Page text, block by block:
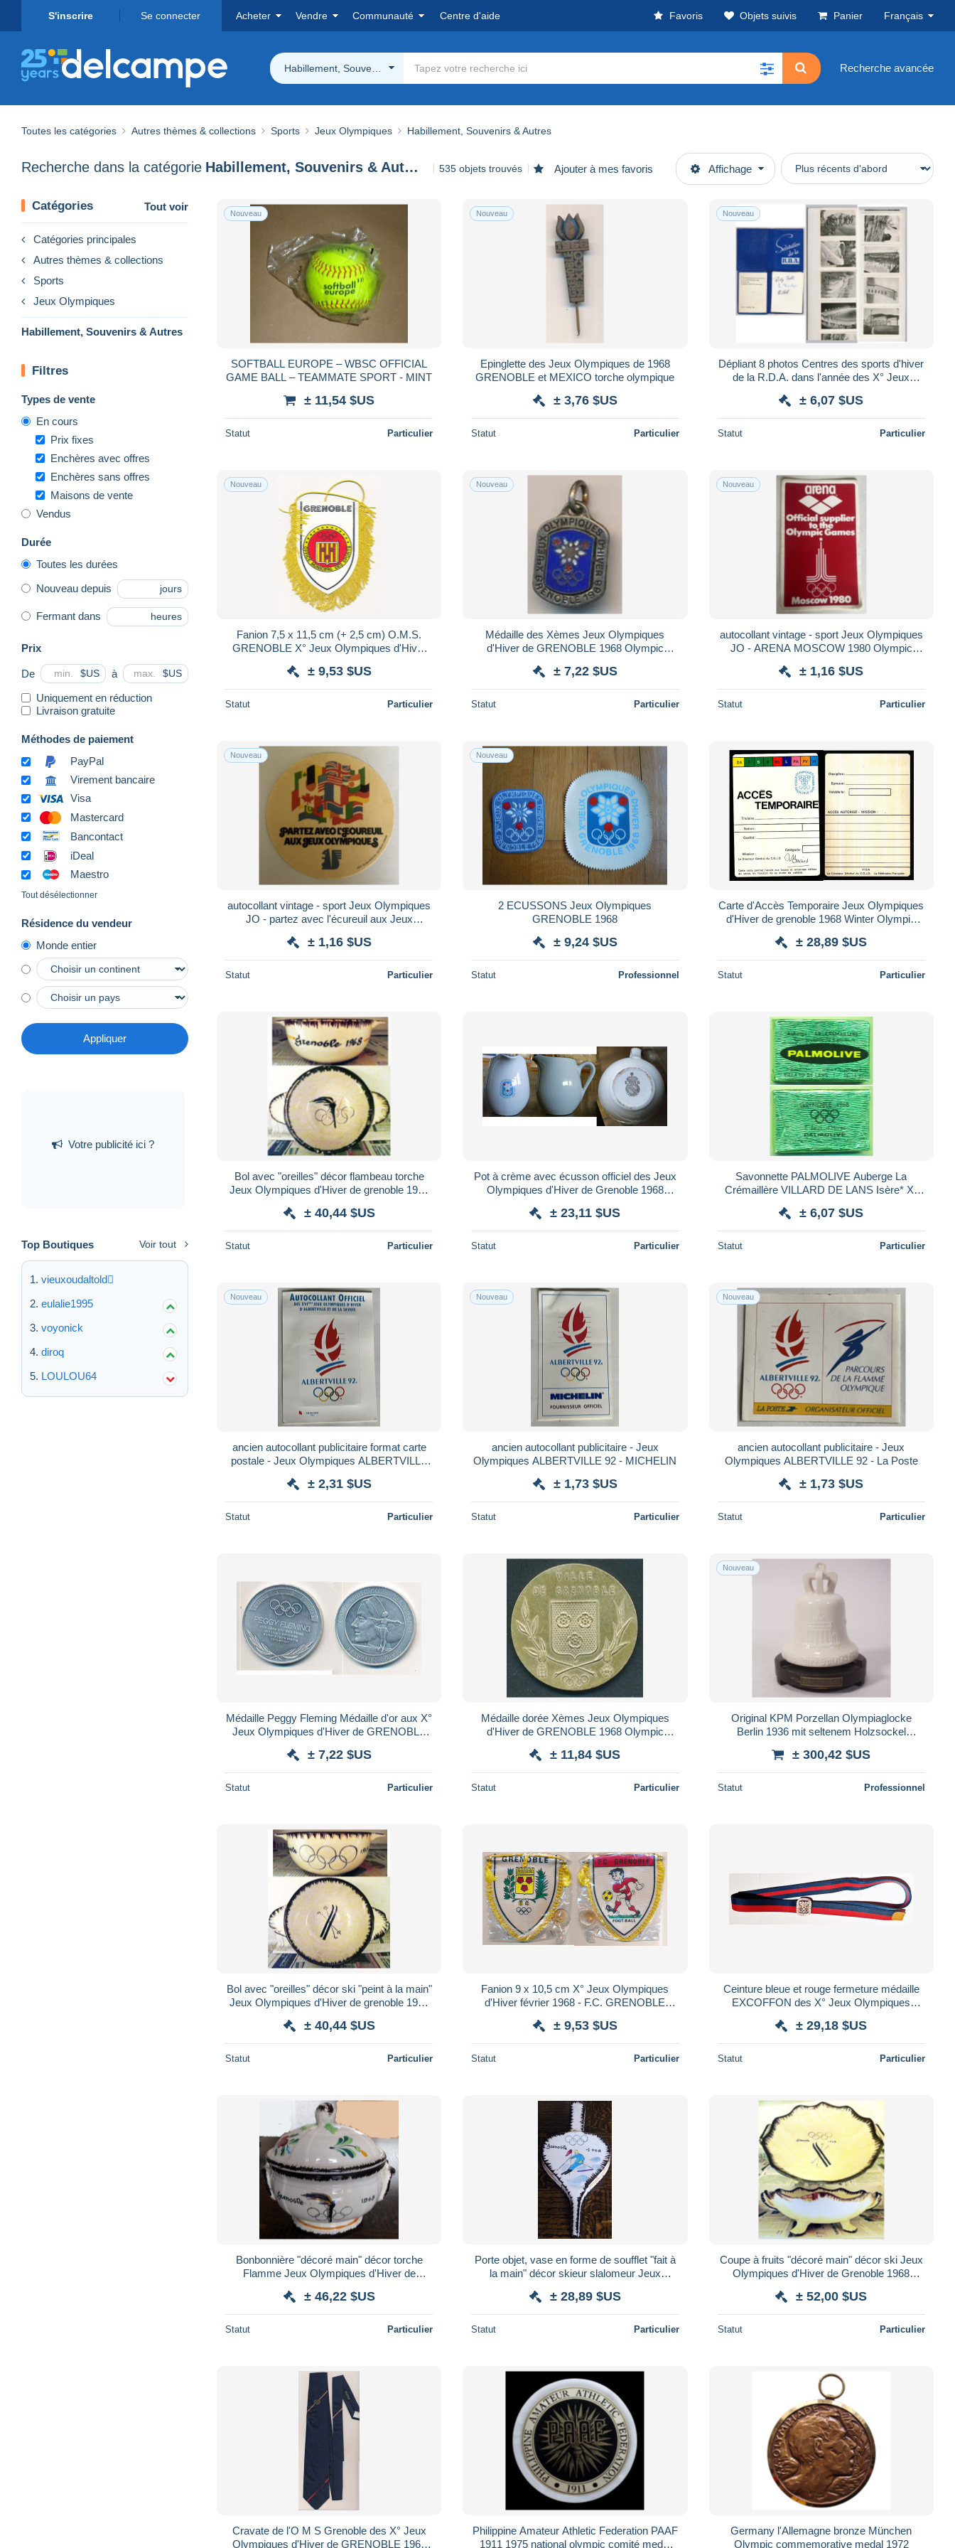
S'inscrire Se connecter Acheter Vendre Communauté Centre d'aide Favoris Objets suivis Panier Français
Habillement, Souvenirs & Autres Recherche avancée
Toutes les catégories Autres thèmes & collections Sports Jeux Olympiques Habillement, Souvenirs & Autres
Recherche dans la catégorie Habillement, Souvenirs & Autres 535 objets trouvés Ajouter à mes favoris Affichage
Catégories Tout voir
Catégories principales
Autres thèmes & collections
Sports
Jeux Olympiques
Habillement, Souvenirs & Autres
Filtres
Types de vente
En cours
Prix fixes
Enchères avec offres
Enchères sans offres
Maisons de vente
Vendus
Durée
Toutes les durées
Nouveau depuis jours
Fermant dans heures
Prix
De $US à $US
Uniquement en réduction
Livraison gratuite
Méthodes de paiement
PayPal
Virement bancaire
Visa
Mastercard
Bancontact
iDeal
Maestro
Tout désélectionner
Résidence du vendeur
Monde entier
Appliquer
Votre publicité ici ?
Top Boutiques Voir tout
vieuxoudaltold
eulalie1995
voyonick
diroq
LOULOU64
Nouveau
SOFTBALL EUROPE – WBSC OFFICIAL
GAME BALL – TEAMMATE SPORT - MINT
± 11,54 $US
Statut Particulier
Nouveau
Epinglette des Jeux Olympiques de 1968
GRENOBLE et MEXICO torche olympique
± 3,76 $US
Statut Particulier
Nouveau
Dépliant 8 photos Centres des sports d'hiver
de la R.D.A. dans l'année des X° Jeux
± 6,07 $US
Statut Particulier
Nouveau
Fanion 7,5 x 11,5 cm (+ 2,5 cm) O.M.S.
GRENOBLE X° Jeux Olympiques d'Hiver
± 9,53 $US
Statut Particulier
Nouveau
Médaille des Xèmes Jeux Olympiques
d'Hiver de GRENOBLE 1968 Olympic
± 7,22 $US
Statut Particulier
Nouveau
autocollant vintage - sport Jeux Olympiques
JO - ARENA MOSCOW 1980 Olympic
± 1,16 $US
Statut Particulier
Nouveau
autocollant vintage - sport Jeux Olympiques
JO - partez avec l'écureuil aux Jeux
± 1,16 $US
Statut Particulier
Nouveau
2 ECUSSONS Jeux Olympiques
GRENOBLE 1968
± 9,24 $US
Statut Professionnel
Carte d'Accès Temporaire Jeux Olympiques
d'Hiver de grenoble 1968 Winter Olympic
± 28,89 $US
Statut Particulier
Bol avec "oreilles" décor flambeau torche
Jeux Olympiques d'Hiver de grenoble 1968
± 40,44 $US
Statut Particulier
Pot à crème avec écusson officiel des Jeux
Olympiques d'Hiver de Grenoble 1968
± 23,11 $US
Statut Particulier
Savonnette PALMOLIVE Auberge La
Crémaillère VILLARD DE LANS Isère* X°
± 6,07 $US
Statut Particulier
Nouveau
ancien autocollant publicitaire format carte
postale - Jeux Olympiques ALBERTVILLE
± 2,31 $US
Statut Particulier
Nouveau
ancien autocollant publicitaire - Jeux
Olympiques ALBERTVILLE 92 - MICHELIN
± 1,73 $US
Statut Particulier
Nouveau
ancien autocollant publicitaire - Jeux
Olympiques ALBERTVILLE 92 - La Poste
± 1,73 $US
Statut Particulier
Médaille Peggy Fleming Médaille d'or aux X°
Jeux Olympiques d'Hiver de GRENOBLE
± 7,22 $US
Statut Particulier
Médaille dorée Xèmes Jeux Olympiques
d'Hiver de GRENOBLE 1968 Olympic
± 11,84 $US
Statut Particulier
Nouveau
Original KPM Porzellan Olympiaglocke
Berlin 1936 mit seltenem Holzsockel
± 300,42 $US
Statut Professionnel
Bol avec "oreilles" décor ski "peint à la main"
Jeux Olympiques d'Hiver de grenoble 1968
± 40,44 $US
Statut Particulier
Fanion 9 x 10,5 cm X° Jeux Olympiques
d'Hiver février 1968 - F.C. GRENOBLE
± 9,53 $US
Statut Particulier
Ceinture bleue et rouge fermeture médaille
EXCOFFON des X° Jeux Olympiques
Games 68
± 29,18 $US
Statut Particulier
Bonbonnière "décoré main" décor torche
Flamme Jeux Olympiques d'Hiver de
68
± 46,22 $US
Statut Particulier
Porte objet, vase en forme de soufflet "fait à
la main" décor skieur slalomeur Jeux
± 28,89 $US
Statut Particulier
Coupe à fruits "décoré main" décor ski Jeux
Olympiques d'Hiver de Grenoble 1968
± 52,00 $US
Statut Particulier
Cravate de l'O M S Grenoble des X° Jeux
Olympiques d'Hiver de GRENOBLE 1968
Philippine Amateur Athletic Federation PAAF
1911 1975 national olympic comité medal
Germany l'Allemagne bronze München
Olympic commemorative medal 1972